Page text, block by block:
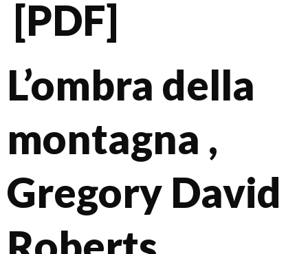
[PDF]
L’ombra della
montagna ,
Gregory David